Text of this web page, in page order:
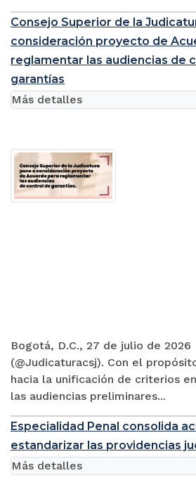
Consejo Superior de la
consideración proyecto de
reglamentar las audiencias de
garantías
Bogotá, D.C., 27 de julio de 2026
(@Judicaturacsj). Con el
hacia la unificación de criterios
las audiencias preliminares...
Más detalles
Especialidad Penal consolida
estandarizar las providencias
Más detalles